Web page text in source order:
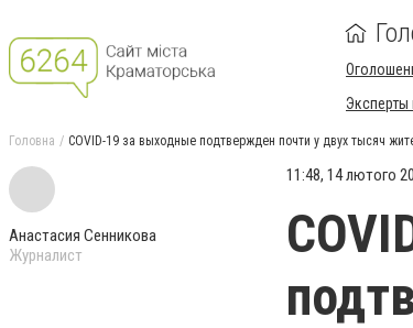
Эксперты
Головна COVID-19 за выходные подтвержден почти у двух тысяч
Анастасия Сенникова
Журналист
11:48, 14 лютого